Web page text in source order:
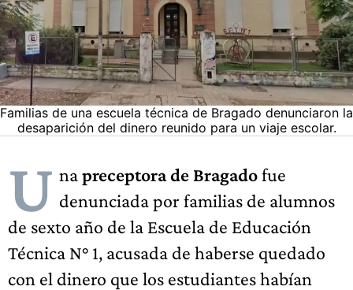
Familias de una escuela técnica de Bragado denunciaron la
desaparición del dinero reunido para un viaje escolar.
U napreceptora de Bragadofue
denunciada por familias de alumnos
de sexto año de la Escuela de Educación
Técnica N° 1, acusada de haberse quedado
con el dinero que los estudiantes habían